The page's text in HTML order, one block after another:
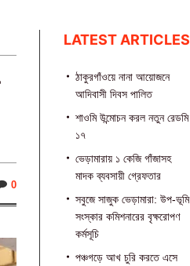
0
LATEST ARTICLES
ঠাকুরগাঁওয়ে নানা আয়োজনে
আদিবাসী দিবস পালিত
শাওমি উন্মোচন করল নতুন রেডমি
১৭
ভেড়ামারায় ১ কেজি গাঁজাসহ
মাদক ব্যবসায়ী গ্রেফতার
সবুজে সাজুক ভেড়ামারা: উপ-ভূমি
সংস্কার কমিশনারের বৃক্ষরোপণ
কর্মসূচি
পঞ্চগড়ে আখ চুরি করতে এসে